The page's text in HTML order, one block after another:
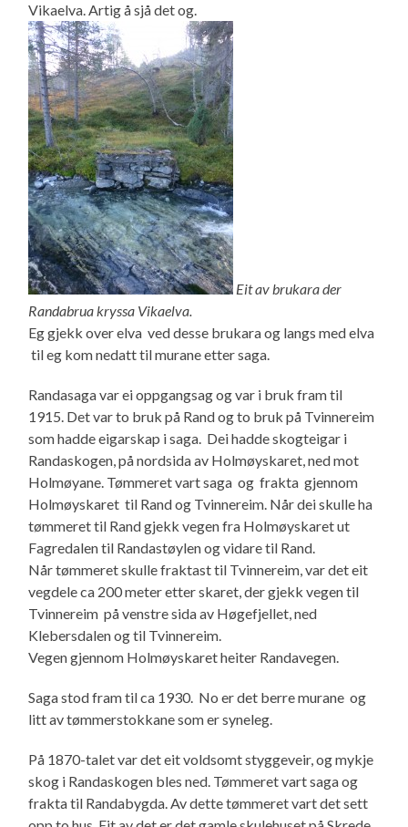
Vikaelva. Artig å sjå det og.
Eit av brukara der
Randabrua kryssa Vikaelva.
Eg gjekk over elva ved desse brukara og langs med elva
til eg kom nedatt til murane etter saga.
Randasaga var ei oppgangsag og var i bruk fram til
1915. Det var to bruk på Rand og to bruk på Tvinnereim
som hadde eigarskap i saga. Dei hadde skogteigar i
Randaskogen, på nordsida av Holmøyskaret, ned mot
Holmøyane. Tømmeret vart saga og frakta gjennom
Holmøyskaret til Rand og Tvinnereim. Når dei skulle ha
tømmeret til Rand gjekk vegen fra Holmøyskaret ut
Fagredalen til Randastøylen og vidare til Rand.
Når tømmeret skulle fraktast til Tvinnereim, var det eit
vegdele ca 200 meter etter skaret, der gjekk vegen til
Tvinnereim på venstre sida av Høgefjellet, ned
Klebersdalen og til Tvinnereim.
Vegen gjennom Holmøyskaret heiter Randavegen.
Saga stod fram til ca 1930. No er det berre murane og
litt av tømmerstokkane som er syneleg.
På 1870-talet var det eit voldsomt styggeveir, og mykje
skog i Randaskogen bles ned. Tømmeret vart saga og
frakta til Randabygda. Av dette tømmeret vart det sett